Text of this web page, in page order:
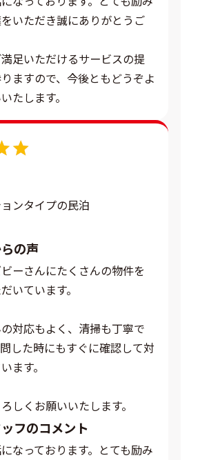
いただき誠にありがとうご
足いただけるサービスの提
ますので、今後ともどうぞよ
たします。
ンタイプの民泊
の声
ーさんにたくさんの物件を
いています。
対応もよく、清掃も丁寧で
した時にもすぐに確認して対
ます。
しくお願いいたします。
フのコメント
なっております。とても励み